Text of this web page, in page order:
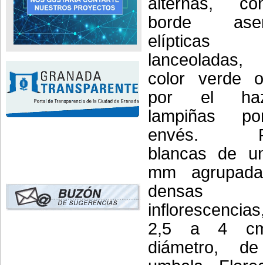
borde
color verde
por el
lampiñas
envés.
blancas de
mm
densas
2,5 a 4
diámetro,